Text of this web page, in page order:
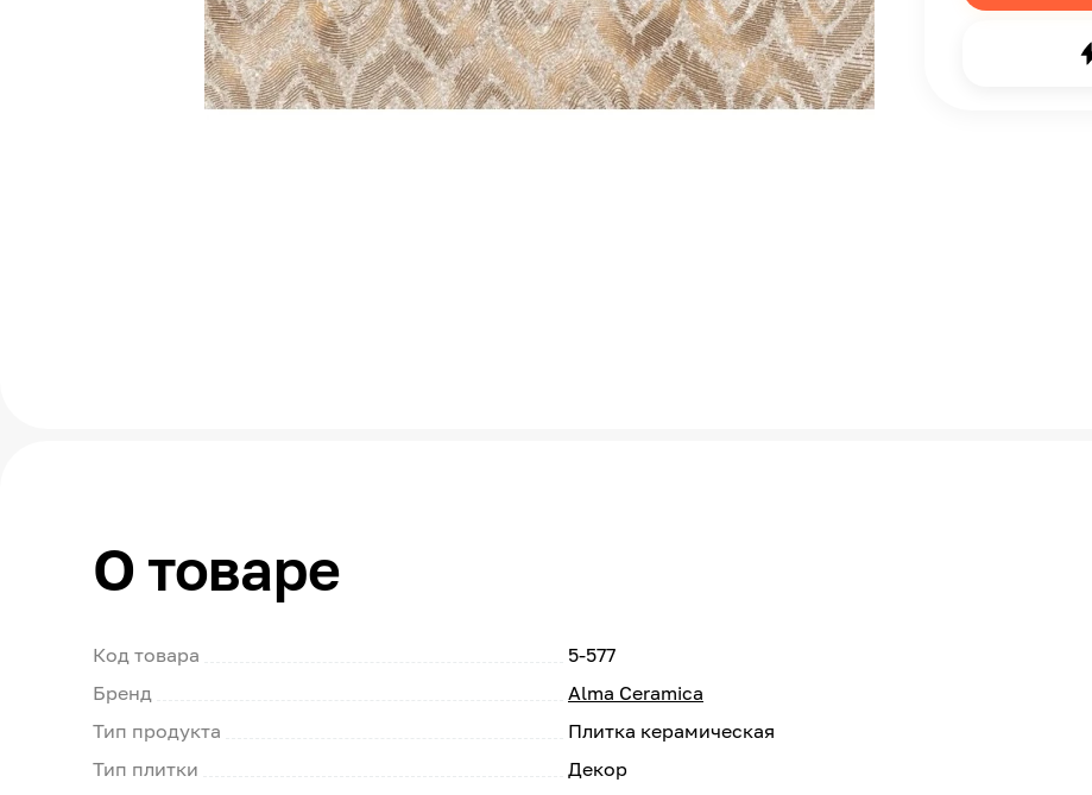
О товаре
Код товара
5-577
Бренд
Alma Ceramica
Тип продукта
Плитка керамическая
Тип плитки
Декор